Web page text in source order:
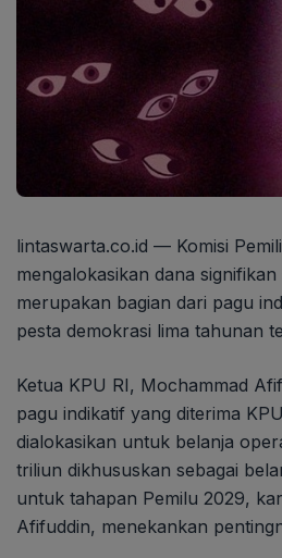
lintaswarta.co.id — Komisi
mengalokasikan dana
merupakan bagian dari pagu
pesta demokrasi lima tahunan
Ketua KPU RI, Mochammad
pagu indikatif yang diterima
dialokasikan untuk belanja
triliun dikhususkan sebagai
untuk tahapan Pemilu 2029,
Afifuddin, menekankan